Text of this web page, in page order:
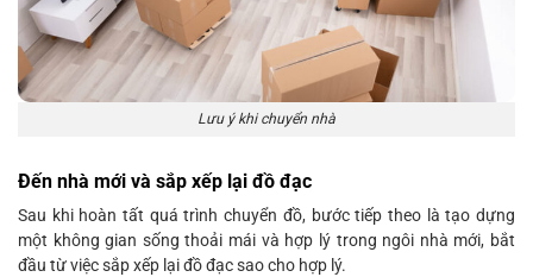
Lưu ý khi chuyển nhà
Đến nhà mới và sắp xếp lại đồ đạc
Sau khi hoàn tất quá trình chuyển đồ, bước tiếp theo là tạo dựng
một không gian sống thoải mái và hợp lý trong ngôi nhà mới, bắt
đầu từ việc sắp xếp lại đồ đạc sao cho hợp lý.